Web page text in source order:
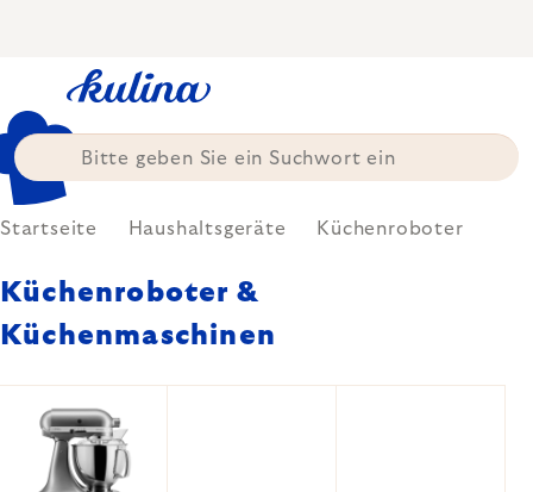
Startseite Haushaltsgeräte Küchenroboter
Küchenroboter &
Küchenmaschinen